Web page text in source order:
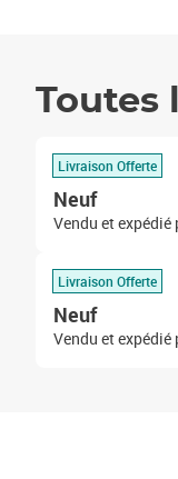
Toutes
Livraison Offerte
Neuf
Vendu et expédié
Livraison Offerte
Neuf
Vendu et expédié